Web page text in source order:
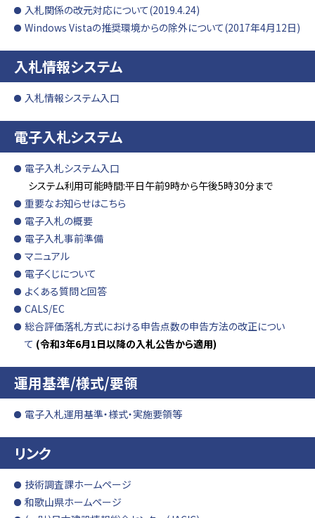
入札関係の改元対応について(2019.4.24)
Windows Vistaの推奨環境からの除外について(2017年4月12日)
入札情報システム
入札情報システム入口
電子入札システム
電子入札システム入口
システム利用可能時間:平日午前9時から午後5時30分まで
重要なお知らせはこちら
電子入札の概要
電子入札事前準備
マニュアル
電子くじについて
よくある質問と回答
CALS/EC
総合評価落札方式における申告点数の申告方法の改正につい
て (令和3年6月1日以降の入札公告から適用)
運用基準/様式/要領
電子入札運用基準・様式・実施要領等
リンク
技術調査課ホームページ
和歌山県ホームページ